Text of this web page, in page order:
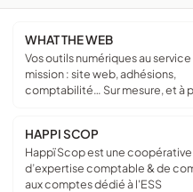
WHAT THE WEB
Vos outils numériques au service de votre
mission : site web, adhésions,
comptabilité… Sur mesure, et à
HAPPI SCOP
Happï Scop est une coopérative
d’expertise comptable & de
aux comptes dédié à l'ESS